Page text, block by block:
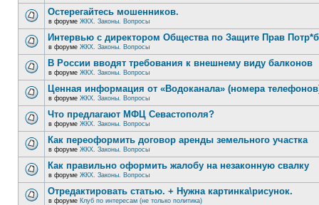
Остерегайтесь мошенников.
в форуме ЖКХ. Законы. Вопросы
Интервью с директором Общества по Защите Прав
в форуме ЖКХ. Законы. Вопросы
В России вводят требования к внешнему виду балконов
в форуме ЖКХ. Законы. Вопросы
Ценная информация от «Водоканала» (номера
в форуме ЖКХ. Законы. Вопросы
Что предлагают МФЦ Севастополя?
в форуме ЖКХ. Законы. Вопросы
Как переоформить договор аренды земельного участка
в форуме ЖКХ. Законы. Вопросы
Как правильно оформить жалобу на незаконную свалку
в форуме ЖКХ. Законы. Вопросы
Отредактировать статью. + Нужна картинка\рисунок.
в форуме Клуб по интересам (не только политика)